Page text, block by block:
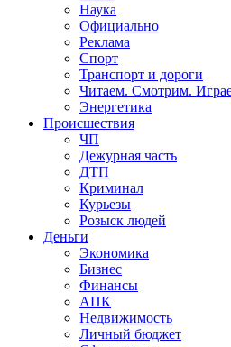
Наука
Официально
Реклама
Спорт
Транспорт и дороги
Читаем. Смотрим.
Энергетика
Происшествия
ЧП
Дежурная часть
ДТП
Криминал
Курьезы
Розыск людей
Деньги
Экономика
Бизнес
Финансы
АПК
Недвижимость
Личный бюджет